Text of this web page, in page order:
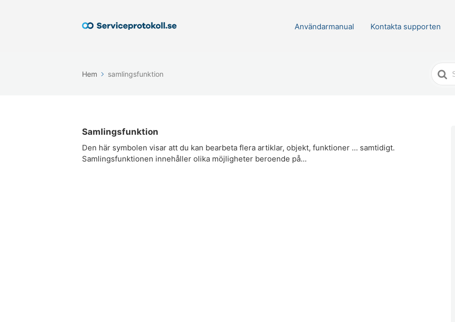
Användarmanual Kontakta supporten
Hem samlingsfunktion
Söker
efter
Samlingsfunktion
Den här symbolen visar att du kan bearbeta flera artiklar, objekt, funktioner … samtidigt.
Samlingsfunktionen innehåller olika möjligheter beroende på...